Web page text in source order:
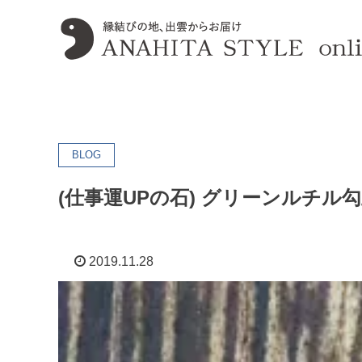
BLOG
(仕事運UPの石) グリーンルチル
2019.11.28